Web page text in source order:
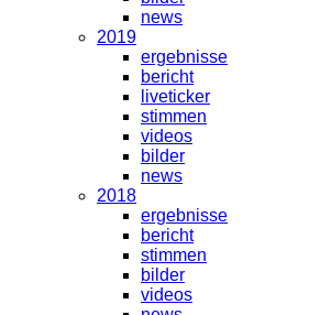
news
2019
ergebnisse
bericht
liveticker
stimmen
videos
bilder
news
2018
ergebnisse
bericht
stimmen
bilder
videos